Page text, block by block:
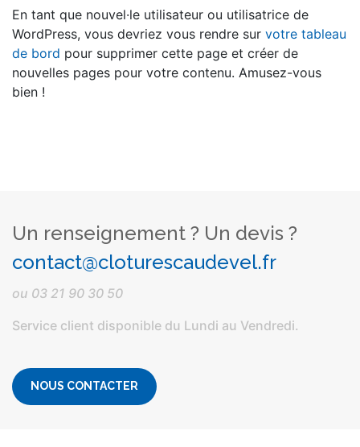
En tant que nouvel·le utilisateur ou utilisatrice de
WordPress, vous devriez vous rendre sur votre tableau
de bord pour supprimer cette page et créer de
nouvelles pages pour votre contenu. Amusez-vous
bien !
Un renseignement ? Un devis ?
contact@cloturescaudevel.fr
ou 03 21 90 30 50
Service client disponible du Lundi au Vendredi.
NOUS CONTACTER